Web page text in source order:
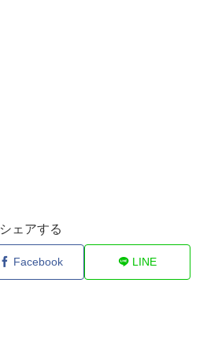
シェアする
Facebook LINE